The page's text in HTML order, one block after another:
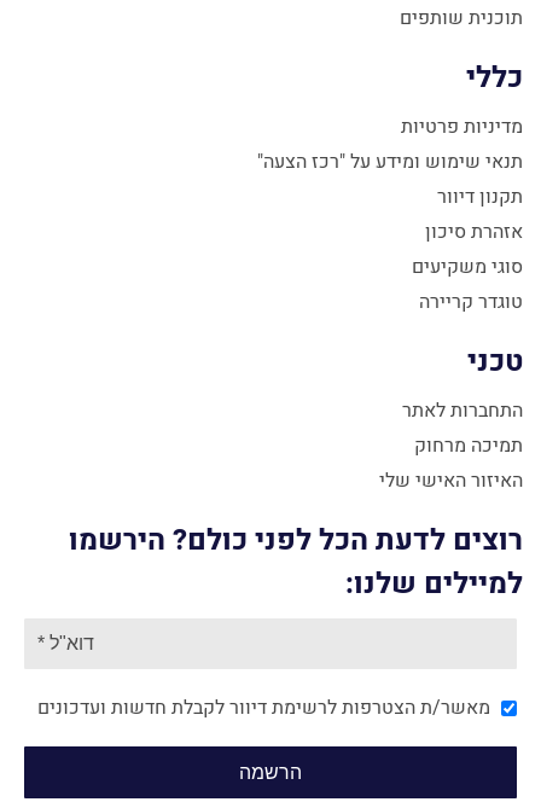
תוכנית שותפים
כללי
מדיניות פרטיות
תנאי שימוש ומידע על "רכז הצעה"
תקנון דיוור
אזהרת סיכון
סוגי משקיעים
טוגדר קריירה
טכני
התחברות לאתר
תמיכה מרחוק
האיזור האישי שלי
רוצים לדעת הכל לפני כולם? הירשמו
למיילים שלנו:
מאשר/ת הצטרפות לרשימת דיוור לקבלת חדשות ועדכונים